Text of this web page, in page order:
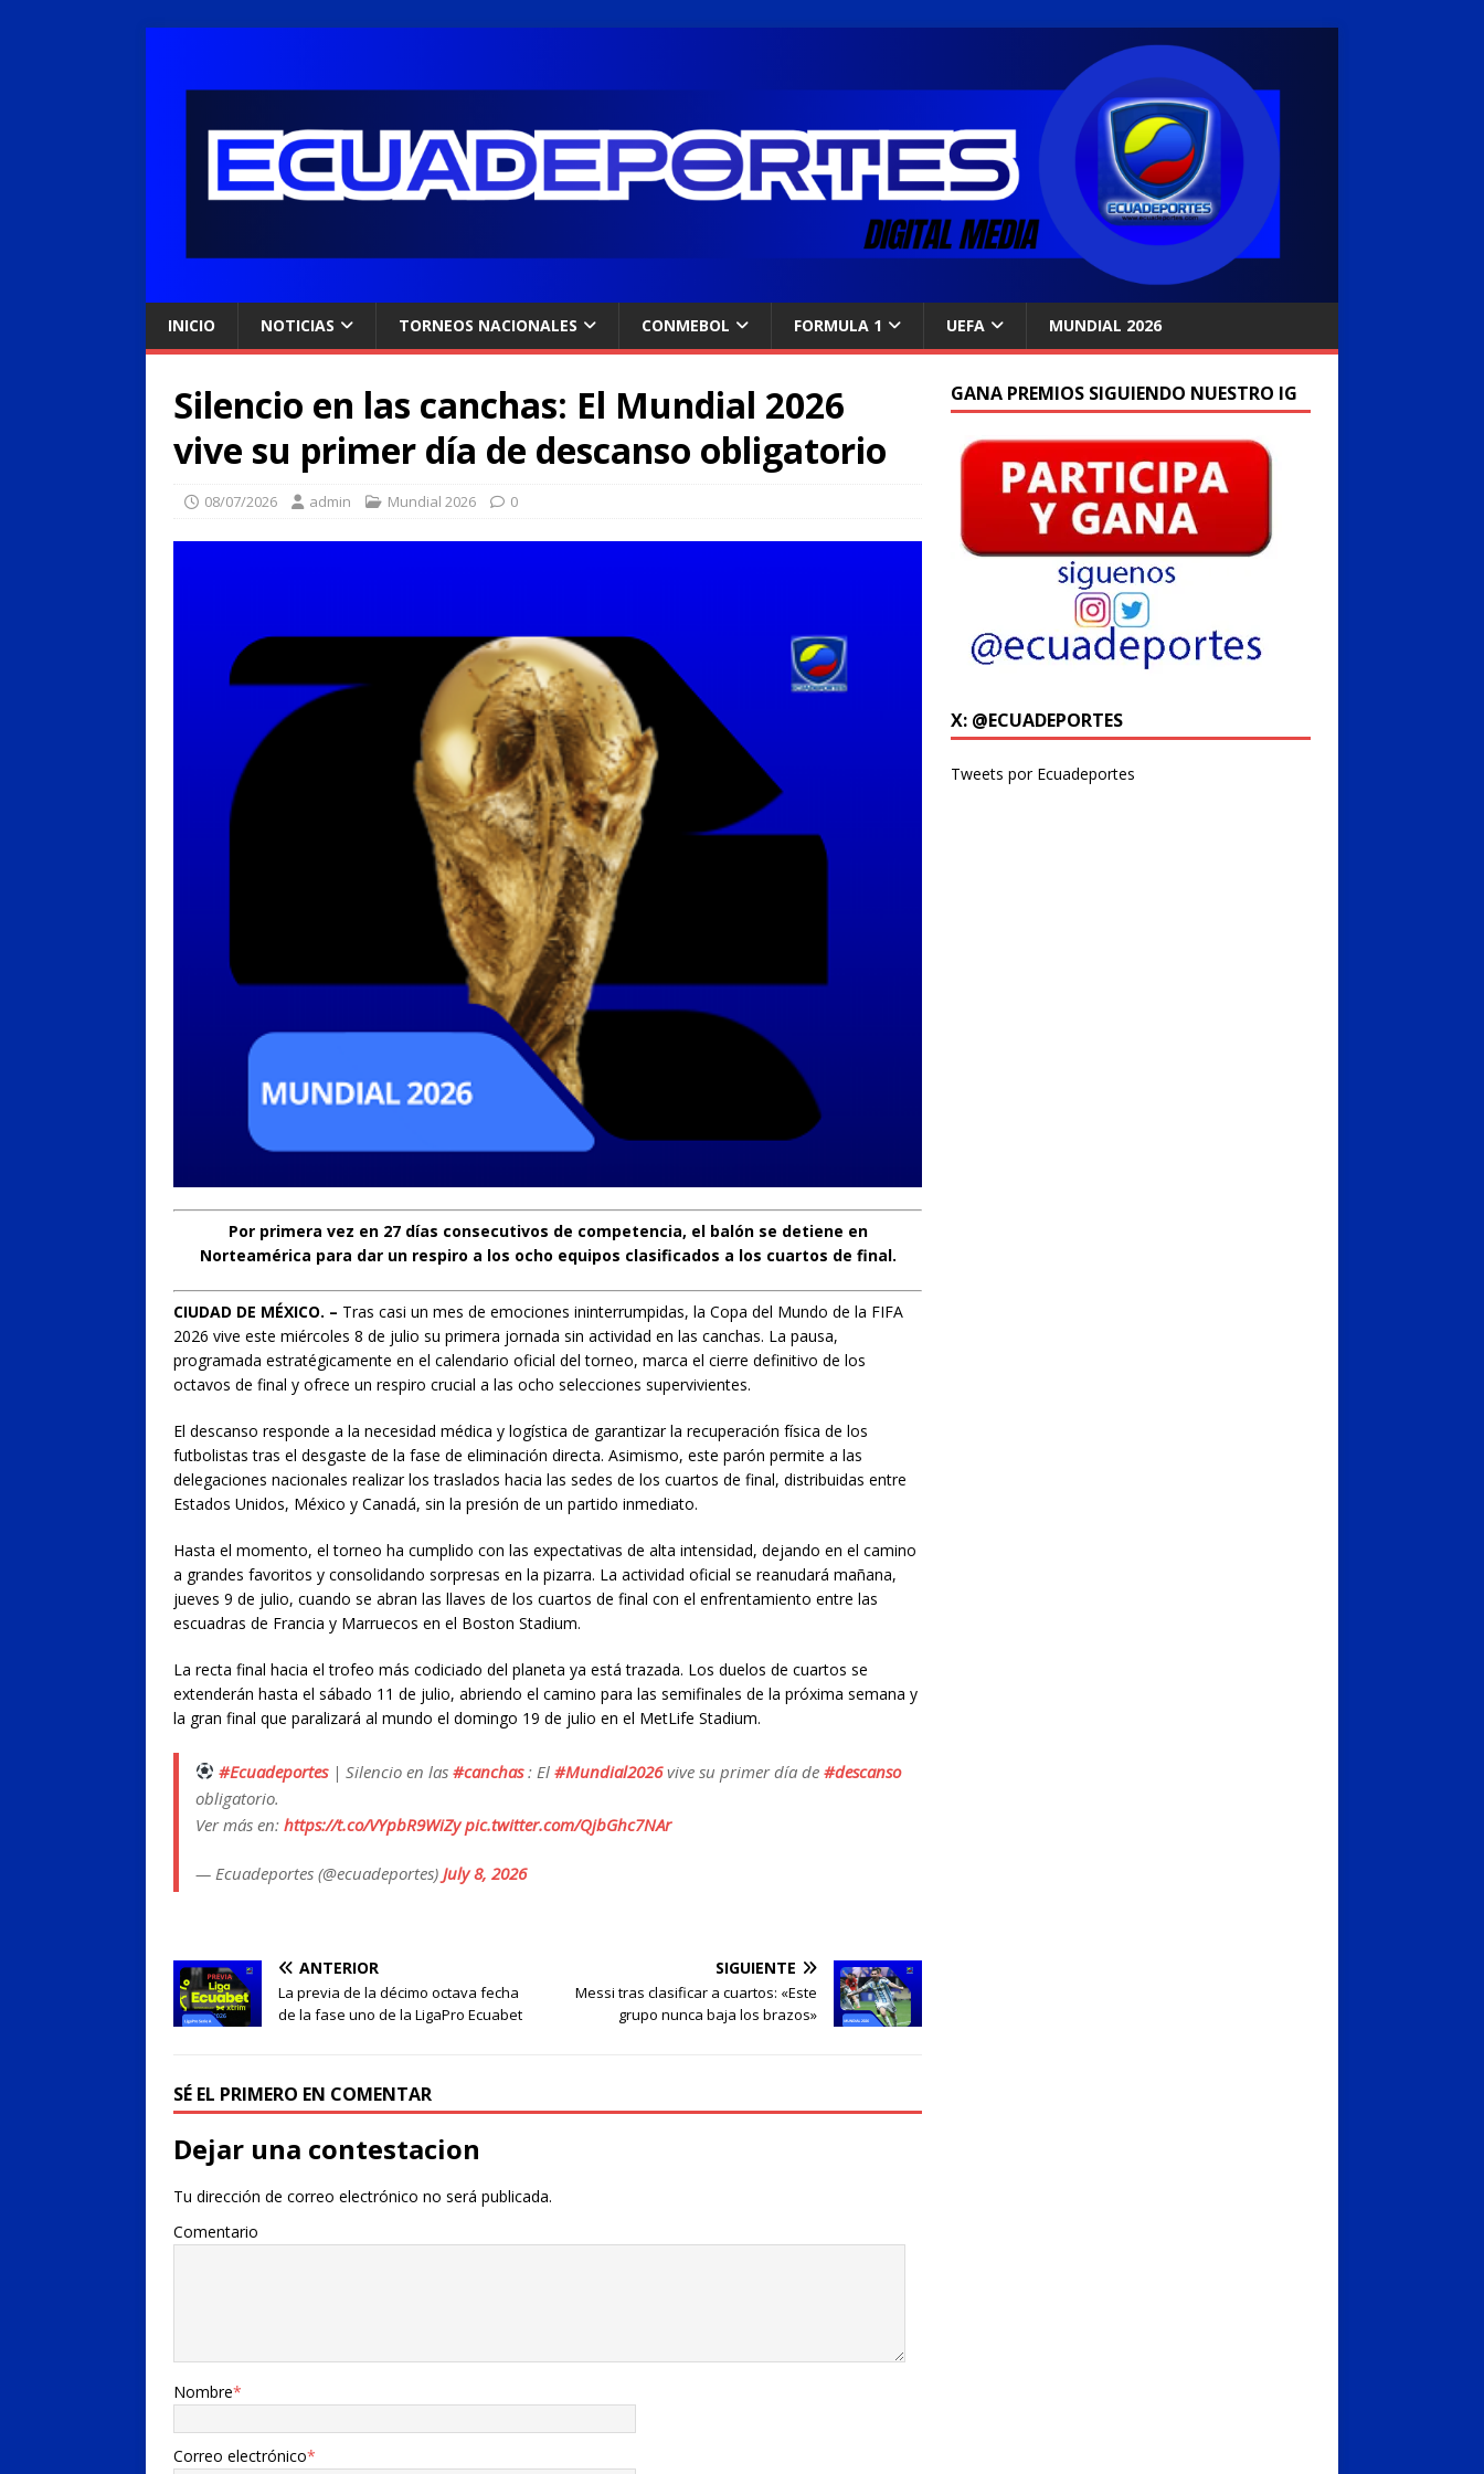
INICIO NOTICIAS TORNEOS NACIONALES CONMEBOL FORMULA 1 UEFA MUNDIAL 2026
Silencio en las canchas: El Mundial 2026
vive su primer día de descanso obligatorio
08/07/2026 admin Mundial 2026 0
Por primera vez en 27 días consecutivos de competencia, el balón se detiene en
Norteamérica para dar un respiro a los ocho equipos clasificados a los cuartos de final.
CIUDAD DE MÉXICO. – Tras casi un mes de emociones ininterrumpidas, la Copa del Mundo de la FIFA
2026 vive este miércoles 8 de julio su primera jornada sin actividad en las canchas. La pausa,
programada estratégicamente en el calendario oficial del torneo, marca el cierre definitivo de los
octavos de final y ofrece un respiro crucial a las ocho selecciones supervivientes.
El descanso responde a la necesidad médica y logística de garantizar la recuperación física de los
futbolistas tras el desgaste de la fase de eliminación directa. Asimismo, este parón permite a las
delegaciones nacionales realizar los traslados hacia las sedes de los cuartos de final, distribuidas entre
Estados Unidos, México y Canadá, sin la presión de un partido inmediato.
Hasta el momento, el torneo ha cumplido con las expectativas de alta intensidad, dejando en el camino
a grandes favoritos y consolidando sorpresas en la pizarra. La actividad oficial se reanudará mañana,
jueves 9 de julio, cuando se abran las llaves de los cuartos de final con el enfrentamiento entre las
escuadras de Francia y Marruecos en el Boston Stadium.
La recta final hacia el trofeo más codiciado del planeta ya está trazada. Los duelos de cuartos se
extenderán hasta el sábado 11 de julio, abriendo el camino para las semifinales de la próxima semana y
la gran final que paralizará al mundo el domingo 19 de julio en el MetLife Stadium.
#Ecuadeportes| Silencio en las#canchas: El#Mundial2026vive su primer día de#descanso
obligatorio.
Ver más en: https://t.co/VYpbR9WiZy pic.twitter.com/QjbGhc7NAr
— Ecuadeportes (@ecuadeportes) July 8, 2026
ANTERIOR
La previa de la décimo octava fecha
de la fase uno de la LigaPro Ecuabet
SIGUIENTE
Messi tras clasificar a cuartos: «Este
grupo nunca baja los brazos»
SÉ EL PRIMERO EN COMENTAR
Dejar una contestacion
Tu dirección de correo electrónico no será publicada.
Comentario
Nombre*
Correo electrónico*
GANA PREMIOS SIGUIENDO NUESTRO IG
X: @ECUADEPORTES
Tweets por Ecuadeportes